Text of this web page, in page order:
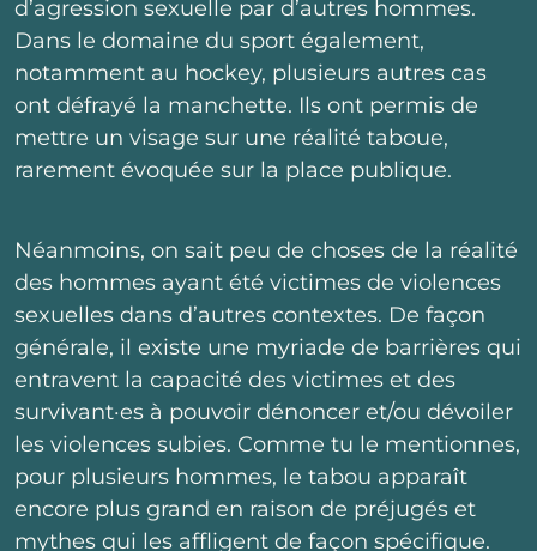
d’agression sexuelle par d’autres hommes.
Dans le domaine du sport également,
notamment au hockey, plusieurs autres cas
ont défrayé la manchette. Ils ont permis de
mettre un visage sur une réalité taboue,
rarement évoquée sur la place publique.
Néanmoins, on sait peu de choses de la réalité
des hommes ayant été victimes de violences
sexuelles dans d’autres contextes. De façon
générale, il existe une myriade de barrières qui
entravent la capacité des victimes et des
survivant·es à pouvoir dénoncer et/ou dévoiler
les violences subies. Comme tu le mentionnes,
pour plusieurs hommes, le tabou apparaît
encore plus grand en raison de préjugés et
mythes qui les affligent de façon spécifique.